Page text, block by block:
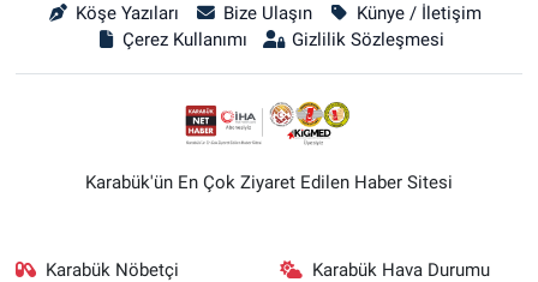
Köşe Yazıları Bize Ulaşın
Künye / İletişim
Çerez Kullanımı
Gizlilik Sözleşmesi
Karabük'ün En Çok Ziyaret Edilen Haber Sitesi
Karabük Nöbetçi
Karabük Hava Durumu